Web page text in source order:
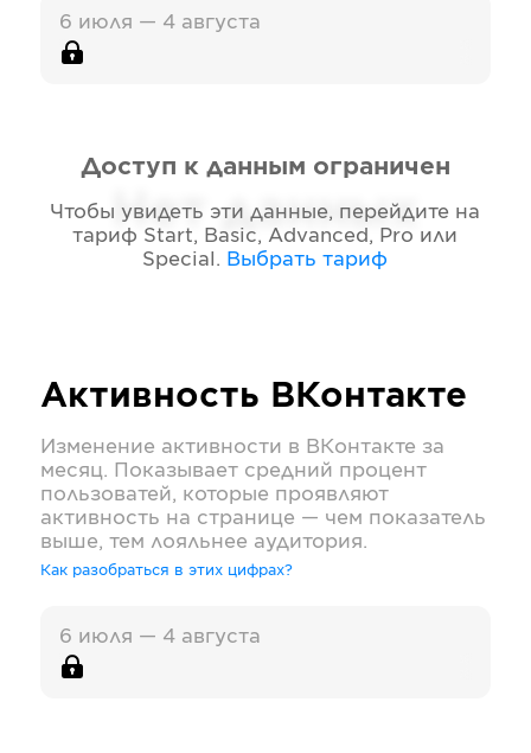
6 июля — 4 августа
Нет данных
Доступ к данным ограничен
Чтобы увидеть эти данные, перейдите на
тариф Start, Basic, Advanced, Pro или
Special . Выбрать тариф
Активность ВКонтакте
Изменение активности в ВКонтакте за
месяц. Показывает средний процент
пользоватей, которые проявляют
активность на странице — чем показатель
выше, тем лояльнее аудитория.
Как разобраться в этих цифрах?
6 июля — 4 августа